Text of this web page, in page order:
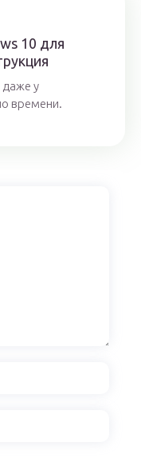
10 для
даже у
времени.